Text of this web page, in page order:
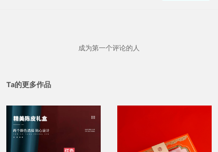
成为第一个评论的人
Ta的更多作品